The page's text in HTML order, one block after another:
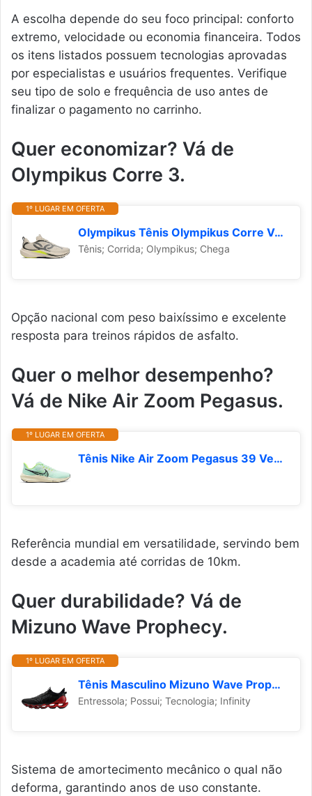
A escolha depende do seu foco principal: conforto
extremo, velocidade ou economia financeira. Todos
os itens listados possuem tecnologias aprovadas
por especialistas e usuários frequentes. Verifique
seu tipo de solo e frequência de uso antes de
finalizar o pagamento no carrinho.
Quer economizar? Vá de
Olympikus Corre 3.
1º LUGAR EM OFERTA
Olympikus Tênis Olympikus Corre Vento 3 36 Cinza
Tênis; Corrida; Olympikus; Chega
Opção nacional com peso baixíssimo e excelente
resposta para treinos rápidos de asfalto.
Quer o melhor desempenho?
Vá de Nike Air Zoom Pegasus.
1º LUGAR EM OFERTA
Tênis Nike Air Zoom Pegasus 39 Verde Menta - Masculino - 41 - Verde
Referência mundial em versatilidade, servindo bem
desde a academia até corridas de 10km.
Quer durabilidade? Vá de
Mizuno Wave Prophecy.
1º LUGAR EM OFERTA
Tênis Masculino Mizuno Wave Prophecy 14
Entressola; Possui; Tecnologia; Infinity
Sistema de amortecimento mecânico o qual não
deforma, garantindo anos de uso constante.